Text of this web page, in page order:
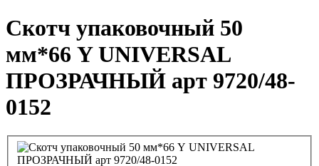
Скотч упаковочный 50
мм*66 Y UNIVERSAL
ПРОЗРАЧНЫЙ арт 9720/48-
0152